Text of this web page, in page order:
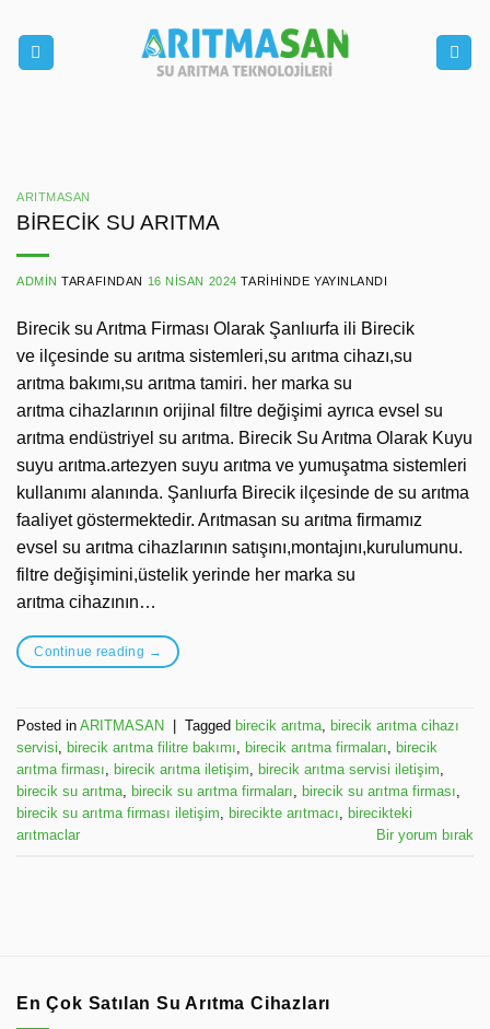
atla
ARITMASAN
BİRECİK SU ARITMA
ADMIN TARAFINDAN 16 NISAN 2024 TARIHINDE YAYINLANDI
Birecik su Arıtma Firması Olarak Şanlıurfa ili Birecik
ve ilçesinde su arıtma sistemleri,su arıtma cihazı,su
arıtma bakımı,su arıtma tamiri. her marka su
arıtma cihazlarının orijinal filtre değişimi ayrıca evsel su
arıtma endüstriyel su arıtma. Birecik Su Arıtma Olarak Kuyu
suyu arıtma.artezyen suyu arıtma ve yumuşatma sistemleri
kullanımı alanında. Şanlıurfa Birecik ilçesinde de su arıtma
faaliyet göstermektedir. Arıtmasan su arıtma firmamız
evsel su arıtma cihazlarının satışını,montajını,kurulumunu.
filtre değişimini,üstelik yerinde her marka su
arıtma cihazının…
Continue reading →
Posted in ARITMASAN Tagged birecik arıtma
birecik arıtma cihazı
servisi
birecik arıtma filitre bakımı birecik arıtma firmaları
birecik
arıtma firması
birecik arıtma iletişim birecik arıtma servisi iletişim
birecik su arıtma
birecik su arıtma firmaları birecik su arıtma firması
birecik su arıtma firması iletişim
birecikte arıtmacı
birecikteki
arıtmaclar
Bir yorum bırak
En Çok Satılan Su Arıtma Cihazları